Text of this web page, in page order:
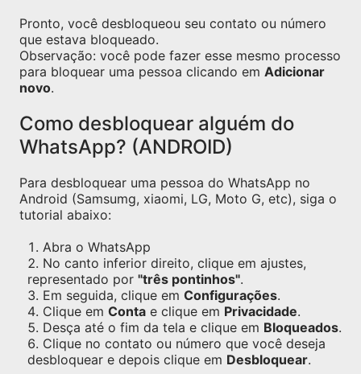
Pronto, você desbloqueou seu contato ou número
que estava bloqueado.
Observação: você pode fazer esse mesmo processo
para bloquear uma pessoa clicando em Adicionar
novo.
Como desbloquear alguém do
WhatsApp? (ANDROID)
Para desbloquear uma pessoa do WhatsApp no
Android (Samsumg, xiaomi, LG, Moto G, etc), siga o
tutorial abaixo:
Abra o WhatsApp
No canto inferior direito, clique em ajustes,
representado por "três pontinhos".
Em seguida, clique em Configurações.
Clique em Conta e clique em Privacidade.
Desça até o fim da tela e clique em Bloqueados.
Clique no contato ou número que você deseja
desbloquear e depois clique em Desbloquear.